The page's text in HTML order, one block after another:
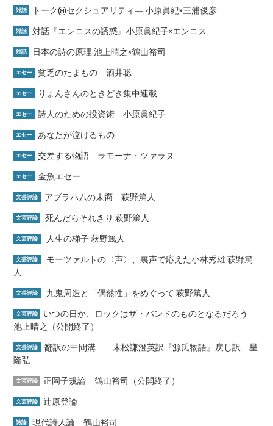
対話 トーク@セクシュアリティ― 小原眞紀×三浦俊彦
対話 対話『エンニスの誘惑』小原眞紀子×エンニス
対話 日本の詩の原理 池上晴之×鶴山裕司
エセー 貧乏のたまもの 酒井聡
エセー りょんさんのときどき集中連載
エセー 詩人のための投資術 小原眞紀子
エセー あなたが泣けるもの
エセー 交差する物語 ラモーナ・ツァラヌ
エセー 金魚エセー
文芸評論 アブラハムの末裔 萩野篤人
文芸評論 死んだらそれきり 萩野篤人
文芸評論 人生の梯子 萩野篤人
文芸評論
モーツァルトの〈声〉、裏声で応えた小林秀雄 萩野篤
人
文芸評論 九鬼周造と「偶然性」をめぐって 萩野篤人
文芸評論
いつの日か、ロックはザ・バンドのものとなるだろう
池上晴之（公開終了）
文芸評論
翻訳の中間溝――末松謙澄英訳『源氏物語』戻し訳 星
隆弘
文芸評論 正岡子規論 鶴山裕司（公開終了）
文芸評論 辻原登論
詩論 現代詩人論 鶴山裕司